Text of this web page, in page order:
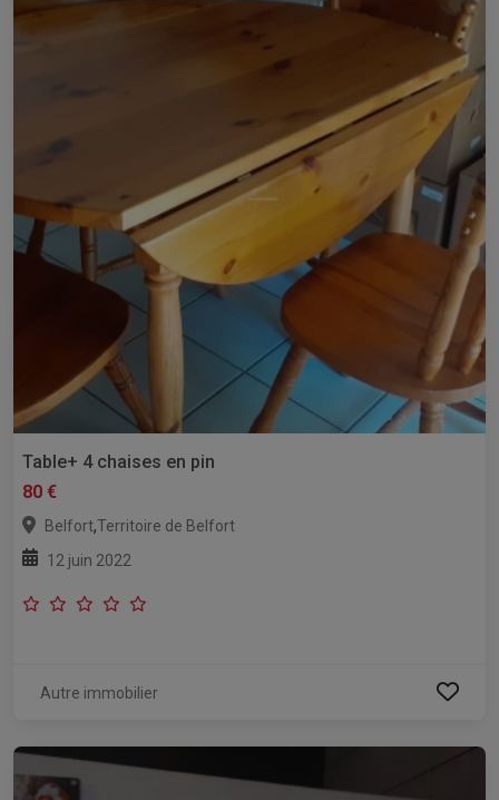
Table+ 4 chaises en pin
80 €
Belfort,Territoire de Belfort
12 juin 2022
Autre immobilier